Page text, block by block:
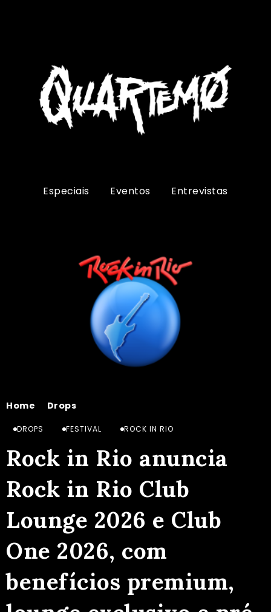
Especiais Eventos Entrevistas
Home Drops
DROPS FESTIVAL ROCK IN RIO
Rock in Rio anuncia
Rock in Rio Club
Lounge 2026 e Club
One 2026, com
benefícios premium,